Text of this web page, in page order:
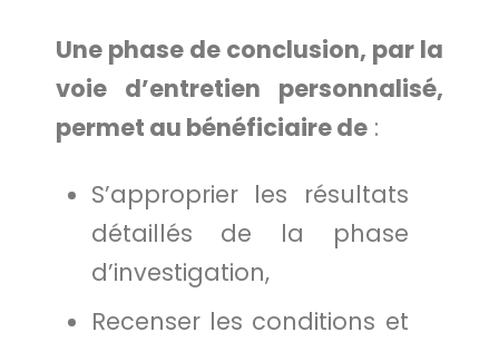
Une phase de conclusion, par la
voie d’entretien personnalisé,
permet au bénéficiaire de :
S’approprier les résultats
détaillés de la phase
d’investigation,
Recenser les conditions et